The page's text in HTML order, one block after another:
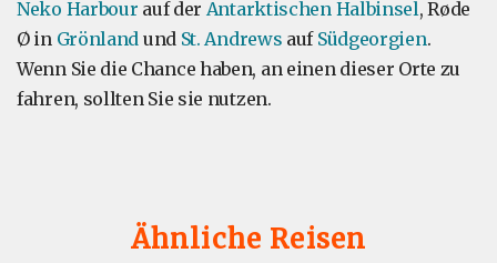
Neko Harbour auf der Antarktischen Halbinsel, Røde
Ø in Grönland und St. Andrews auf Südgeorgien.
Wenn Sie die Chance haben, an einen dieser Orte zu
fahren, sollten Sie sie nutzen.
Ähnliche Reisen